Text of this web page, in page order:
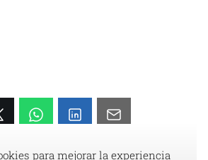
para mejorar la experiencia